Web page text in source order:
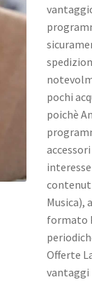
pochi
poichè
Musica),
formato
Offerte